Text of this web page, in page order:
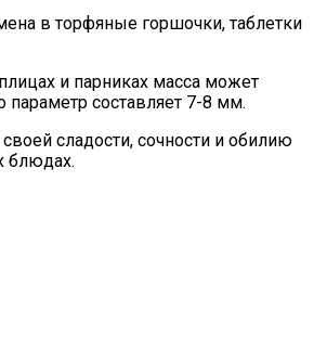
в торфяные горшочки, таблетки
и парниках масса может
параметр составляет 7-8 мм.
сладости, сочности и обилию
блюдах.